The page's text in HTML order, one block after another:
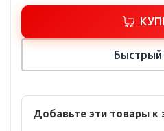
Быстрый
Добавьте эти товары к